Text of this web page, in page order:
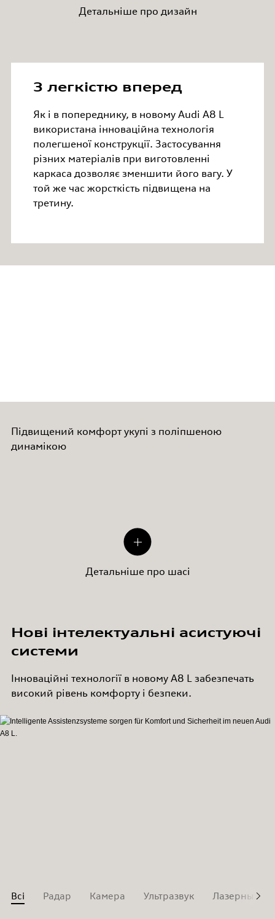
Детальніше про дизайн
З легкістю вперед
Як і в попереднику, в новому Audi A8 L
використана інноваційна технологія
полегшеної конструкції. Застосування
різних матеріалів при виготовленні
каркаса дозволяє зменшити його вагу. У
той же час жорсткість підвищена на
третину.
Підвищений комфорт укупі з поліпшеною
динамікою
Детальніше про шасі
Нові інтелектуальні асистуючі
системи
Інноваційні технології в новому А8 L забезпечать
високий рівень комфорту і безпеки.
Всі Радар Камера Ультразвук Лазерный